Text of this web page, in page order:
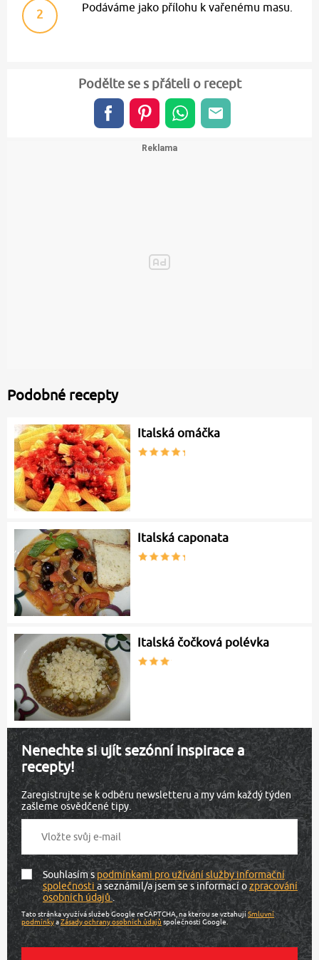
2 Podáváme jako přílohu k vařenému masu.
Podělte se s přáteli o recept
Podobné recepty
Italská omáčka
Italská caponata
Italská čočková polévka
Nenechte si ujít sezónní inspirace a
recepty!
Zaregistrujte se k odběru newsletteru a my vám každý týden
zašleme osvědčené tipy.
Souhlasím spodmínkami pro užívání služby informační
společnostia seznámil/a jsem se s informací ozpracování
osobních údajů.
Tato stránka využívá služeb Google reCAPTCHA, na kterou se vztahujíSmluvní
podmínkyaZásady ochrany osobních údajů společnosti Google.